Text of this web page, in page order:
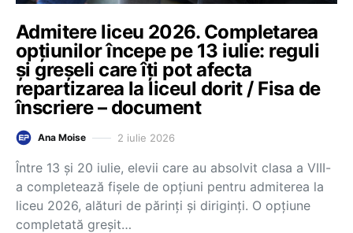
Admitere liceu 2026. Completarea
opțiunilor începe pe 13 iulie: reguli
și greșeli care îți pot afecta
repartizarea la liceul dorit / Fisa de
înscriere – document
Ana Moise 2 iulie 2026
Între 13 și 20 iulie, elevii care au absolvit clasa a VIII-
a completează fișele de opțiuni pentru admiterea la
liceu 2026, alături de părinți și diriginți. O opțiune
completată greșit…